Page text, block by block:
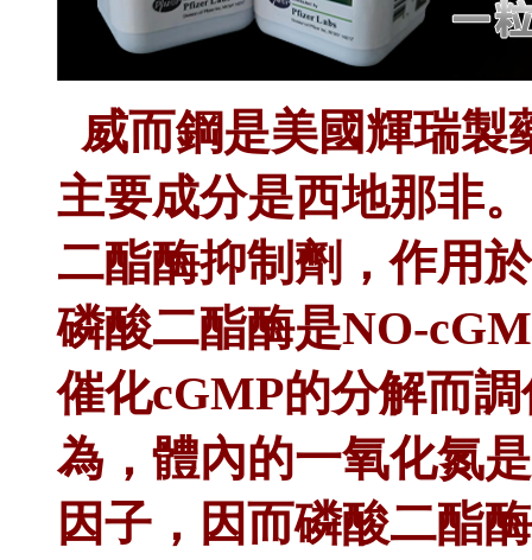
威而鋼是美國輝瑞製
主要成分是西地那非
二酯酶抑制劑，作用於
磷酸二酯酶是NO-
催化cGMP的分解而
為，體內的一氧化氮
因子，因而磷酸二酯